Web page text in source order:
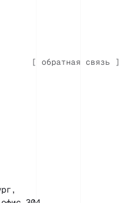
[ обратная связь ]